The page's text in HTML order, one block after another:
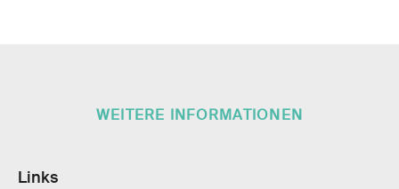
WEITERE INFORMATIONEN
Links